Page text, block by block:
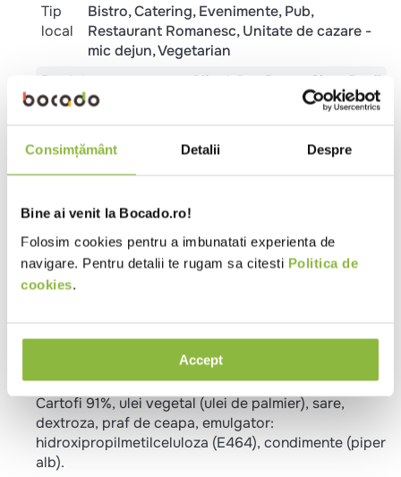
Consimțământ Detalii Despre
Bine ai venit la Bocado.ro!
Folosim cookies pentru a imbunatati experienta de
navigare. Pentru detalii te rugam sa citesti Politica de
cookies.
Accept
Tip
local
Bistro Catering Evenimente Pub
Restaurant Romanesc Unitate de cazare -
mic dejun Vegetarian
Potrivit pentru
Mic dejun Pranz Cina
Copii
Proprietati
Vegetarian
Metode de preparare
15-20 min * 210°C:
Preincalziti cuptorul la 220°C. Asezati crochetele
congelate pe tava tapetata cu hartie de copt si
introduceti tava in cuptor. Timpul de coacere este
Cartofi 91%, ulei vegetal (ulei de palmier), sare,
dextroza, praf de ceapa, emulgator:
hidroxipropilmetilceluloza (E464), condimente (piper
alb).